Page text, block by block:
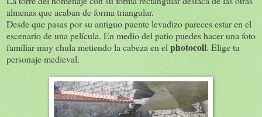
almenas que acaban de forma triangular.
Desde que pasas por su antiguo puente levadizo pareces estar en el
escenario de una película. En medio del patio puedes hacer una foto
familiar muy chula metiendo la cabeza en el photocoll. Elige tu
personaje medieval.